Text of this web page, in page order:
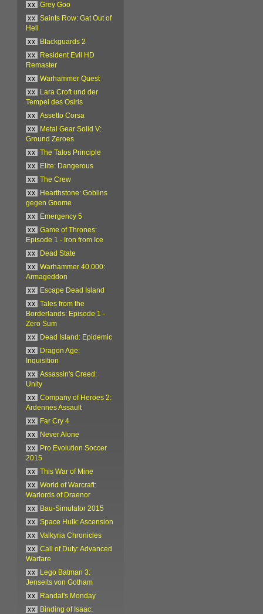
xx
Grey Goo
xx
Saints Row: Gat Out of
Hell
xx
Blackguards 2
xx
Resident Evil HD
Remaster
xx
Warhammer Quest
xx
Lara Croft und der
Tempel des Osiris
xx
Assetto Corsa
xx
Metal Gear Solid V:
Ground Zeroes
xx
The Talos Principle
xx
Elite: Dangerous
xx
The Crew
xx
Hearthstone: Goblins
gegen Gnome
xx
Emergency 5
xx
Game of Thrones:
Episode 1 - Iron from Ice
xx
Dead State
xx
Warhammer 40.000:
Armageddon
xx
Escape Dead Island
xx
Tales from the
Borderlands: Episode 1 -
Zero Sum
xx
Dead Island: Epidemic
xx
Dragon Age:
Inquisition
xx
Assassin's Creed:
Unity
xx
Company of Heroes 2:
Ardennes Assault
xx
Far Cry 4
xx
Never Alone
xx
Pro Evolution Soccer
2015
xx
This War of Mine
xx
World of Warcraft:
Warlords of Draenor
xx
Bau-Simulator 2015
xx
Space Hulk: Ascension
xx
Valkyria Chronicles
xx
Call of Duty: Advanced
Warfare
xx
Lego Batman 3:
Jenseits von Gotham
xx
Randal's Monday
xx
Binding of Isaac: